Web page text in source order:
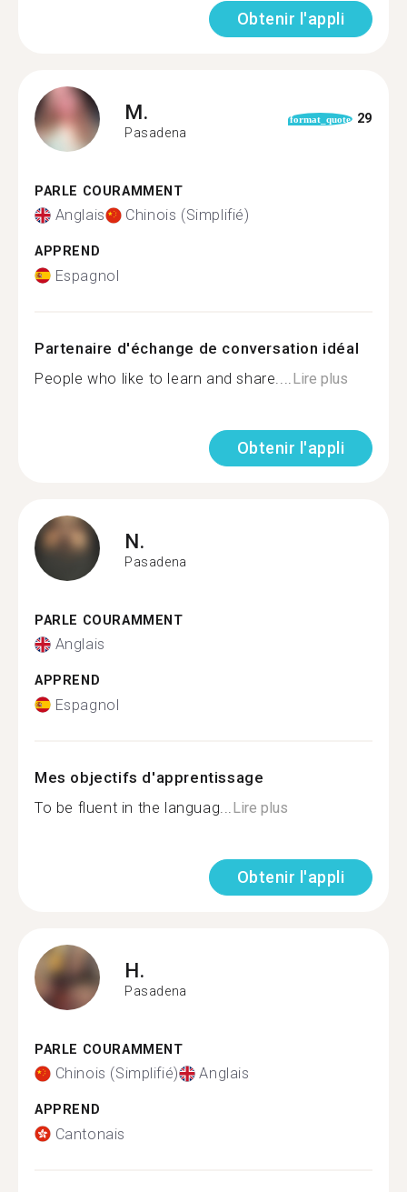
Obtenir l'appli
M.
Pasadena
format_quote 29
PARLE COURAMMENT
Anglais Chinois (Simplifié)
APPREND
Espagnol
Partenaire d'échange de conversation idéal
People who like to learn and share.... Lire plus
Obtenir l'appli
N.
Pasadena
PARLE COURAMMENT
Anglais
APPREND
Espagnol
Mes objectifs d'apprentissage
To be fluent in the languag... Lire plus
Obtenir l'appli
H.
Pasadena
PARLE COURAMMENT
Chinois (Simplifié) Anglais
APPREND
Cantonais